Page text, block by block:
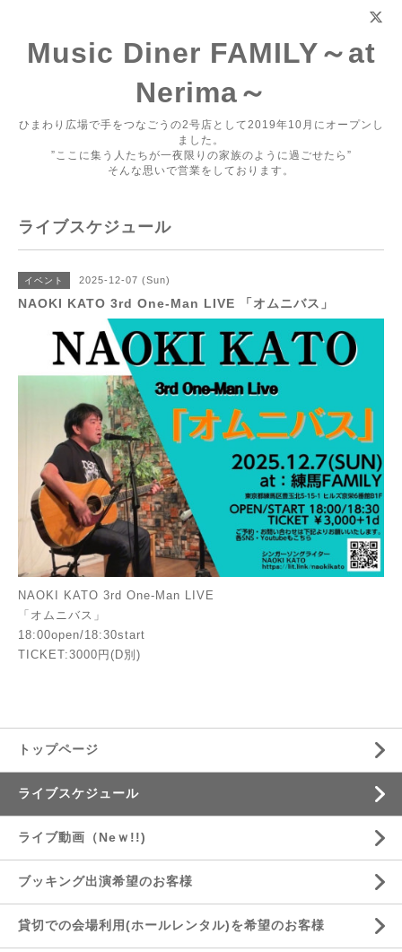
Music Diner FAMILY～at
Nerima～
ひまわり広場で手をつなごうの2号店として2019年10月にオープンし
ました。
”ここに集う人たちが一夜限りの家族のように過ごせたら”
そんな思いで営業をしております。
ライブスケジュール
イベント 2025-12-07 (Sun)
NAOKI KATO 3rd One-Man LIVE 「オムニバス」
NAOKI KATO 3rd One-Man LIVE
「オムニバス」
18:00open/18:30start
TICKET:3000円(D別)
トップページ
ライブスケジュール
ライブ動画（Neｗ!!)
ブッキング出演希望のお客様
貸切での会場利用(ホールレンタル)を希望のお客様